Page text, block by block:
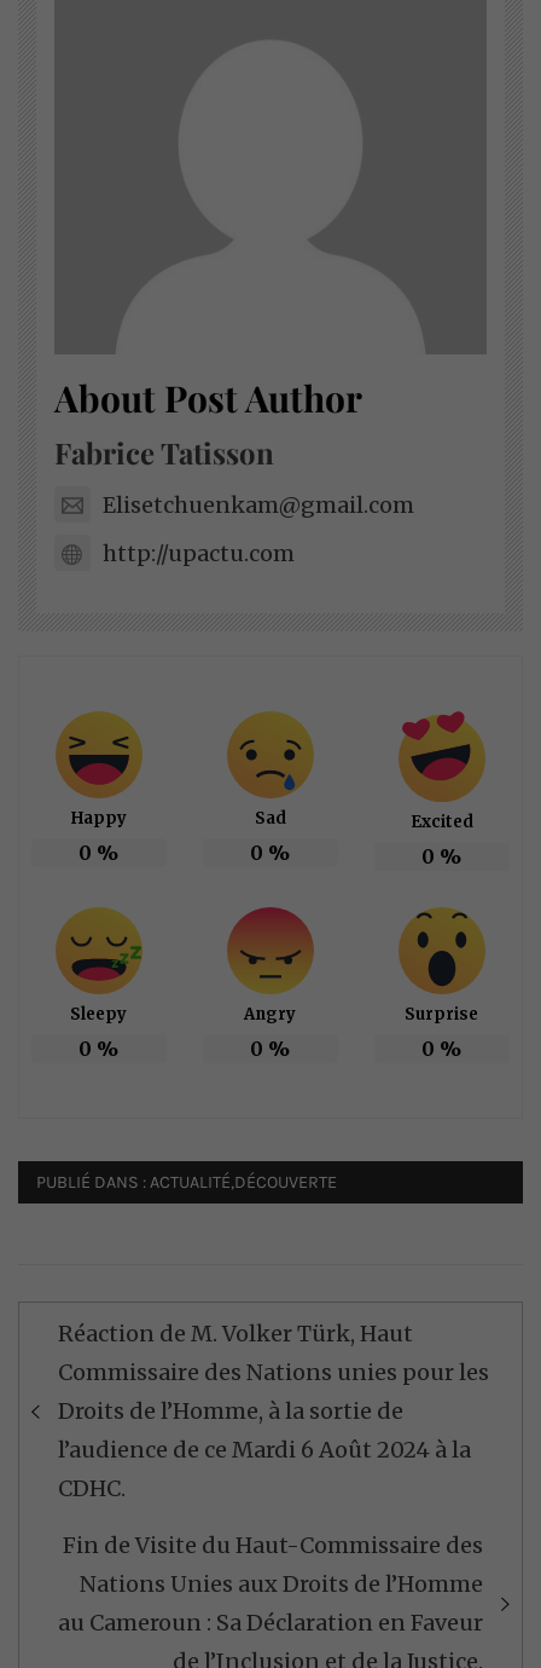
About Post Author
Fabrice Tatisson
Elisetchuenkam@gmail.com
http://upactu.com
Happy
0 %
Sad
0 %
Excited
0 %
Sleepy
0 %
Angry
0 %
Surprise
0 %
PUBLIÉ DANS :ACTUALITÉ,DÉCOUVERTE
Navigation
l’article
Réaction de M. Volker Türk, Haut
Commissaire des Nations unies pour les
Droits de l’Homme, à la sortie de
l’audience de ce Mardi 6 Août 2024 à la
CDHC.
Fin de Visite du Haut-Commissaire des
Nations Unies aux Droits de l’Homme
au Cameroun : Sa Déclaration en Faveur
de l’Inclusion et de la Justice.